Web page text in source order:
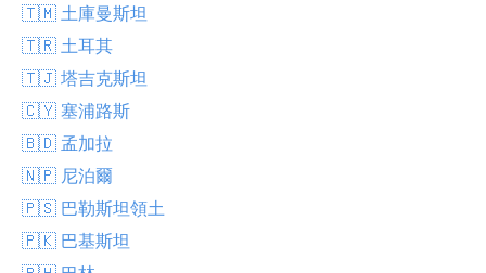
🇹🇲 土庫曼斯坦
🇹🇷 土耳其
🇹🇯 塔吉克斯坦
🇨🇾 塞浦路斯
🇧🇩 孟加拉
🇳🇵 尼泊爾
🇵🇸 巴勒斯坦領土
🇵🇰 巴基斯坦